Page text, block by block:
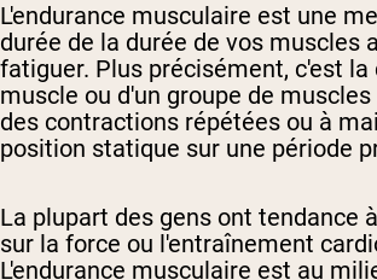
L'endurance musculaire est une
durée de la durée de vos muscles
fatiguer. Plus précisément, c'est la
muscle ou d'un groupe de
des contractions répétées ou à
position statique sur une période
La plupart des gens ont tendance
sur la force ou l'entraînement
L'endurance musculaire est au